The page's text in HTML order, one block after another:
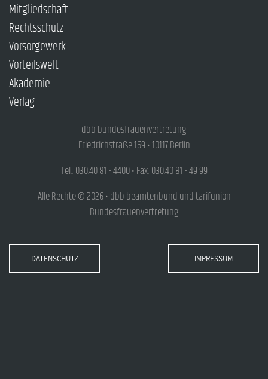
Mitgliedschaft
Rechtsschutz
Vorsorgewerk
Vorteilswelt
Akademie
Verlag
dbb bundesfrauenvertretung
Friedrichstraße 169 • 10117 Berlin
Tel.: 030.40 81 - 4400 • Fax: 030.40 81 - 49 99
Alle Rechte © 2026 • dbb beamtenbund und tarifunion
Bundesfrauenvertretung
DATENSCHUTZ IMPRESSUM